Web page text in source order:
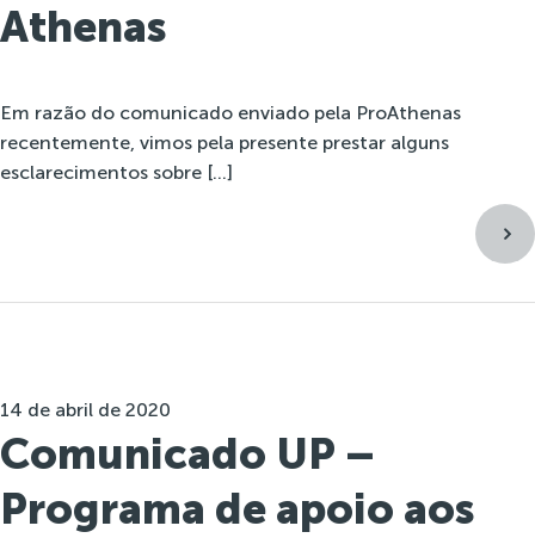
Athenas
Em razão do comunicado enviado pela ProAthenas
recentemente, vimos pela presente prestar alguns
esclarecimentos sobre […]
14 de abril de 2020
Comunicado UP –
Programa de apoio aos